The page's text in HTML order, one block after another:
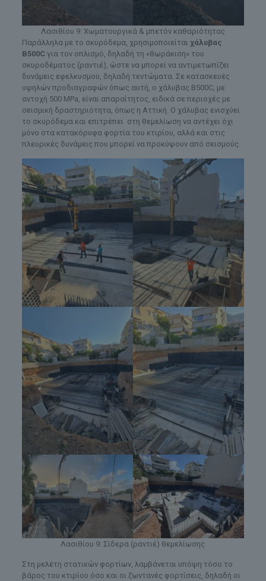
Λασιθίου 9: Χωματουργικά & μπετόν καθαριότητας
Παράλληλα με το σκυρόδεμα, χρησιμοποιείται χάλυβας
B500Cγια τον οπλισμό, δηλαδή τη «θωράκιση» του
σκυροδέματος (ραντιέ), ώστε να μπορεί να αντιμετωπίζει
δυνάμεις εφελκυσμού, δηλαδή τεντώματα. Σε κατασκευές
υψηλών προδιαγραφών όπως αυτή, ο χάλυβας B500C, με
αντοχή 500 MPa, είναι απαραίτητος, ειδικά σε περιοχές με
σεισμική δραστηριότητα, όπως η Αττική. Ο χάλυβας ενισχύει
το σκυρόδεμα και επιτρέπει στη θεμελίωση να αντέχει όχι
μόνο στα κατακόρυφα φορτία του κτιρίου, αλλά και στις
πλευρικές δυνάμεις που μπορεί να προκύψουν από σεισμούς.
Λασιθίου 9: Σίδερα (ραντιέ) θεμελίωσης
Στη μελέτη στατικών φορτίων, λαμβάνεται υπόψη τόσο το
βάρος του κτιρίου όσο και οι ζωντανές φορτίσεις, δηλαδή οι